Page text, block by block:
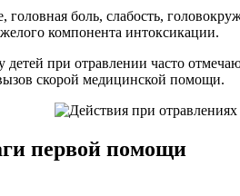
боль, слабость,
компонента интоксикации.
при отравлении часто
скорой медицинской помощи.
первой помощи